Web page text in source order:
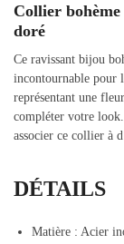
Collier
doré
Ce ravissant bijou
incontournable pour
représentant une
compléter votre look.
associer ce collier à
DÉTAILS
Matière : Acier